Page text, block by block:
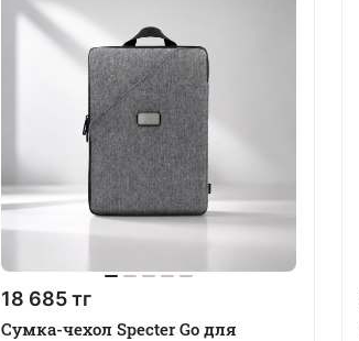
18 685 тг
Сумка-чехол Specter Go для